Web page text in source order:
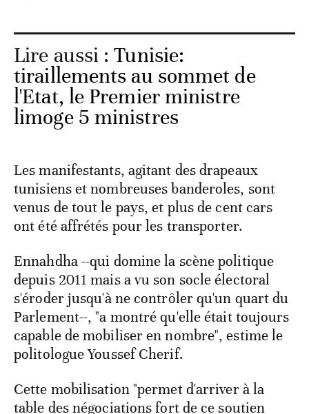
Lire aussi :Tunisie:
tiraillements au sommet de
l'Etat, le Premier ministre
limoge 5 ministres
Les manifestants, agitant des drapeaux
tunisiens et nombreuses banderoles, sont
venus de tout le pays, et plus de cent cars
ont été affrétés pour les transporter.
Ennahdha --qui domine la scène politique
depuis 2011 mais a vu son socle électoral
s'éroder jusqu'à ne contrôler qu'un quart du
Parlement--, "a montré qu'elle était toujours
capable de mobiliser en nombre", estime le
politologue Youssef Cherif.
Cette mobilisation "permet d'arriver à la
table des négociations fort de ce soutien